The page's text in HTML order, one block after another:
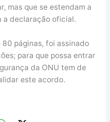
mas que se estendam a
a declaração oficial.
páginas, foi assinado
para que possa entrar
da ONU tem de
este acordo.